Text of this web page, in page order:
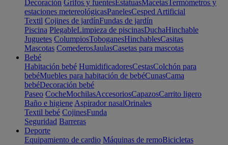
Decoración Grifos y fuentesEstatuasMacetasTermómetros y
estaciones metereológicasPanelesCesped Artificial
Textil Cojines de jardínFundas de jardín
Piscina PlegableLimpieza de piscinasDuchaHinchable
Juguetes ColumpiosToboganesHinchablesCasitas
Mascotas ComederosJaulasCasetas para mascotas
Bebé
Habitación bebé HumidificadoresCestasColchón para
bebéMuebles para habitación de bebéCunasCama
bebéDecoración bebé
Paseo CocheMochilasAccesoriosCapazosCarrito ligero
Baño e higiene Aspirador nasalOrinales
Textil bebé CojinesFunda
Seguridad Barreras
Deporte
Equipamiento de cardio Máquinas de remoBicicletas